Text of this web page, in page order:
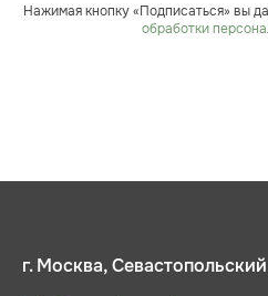
Нажимая кнопку «Подписаться» вы
обработки
г. Москва,